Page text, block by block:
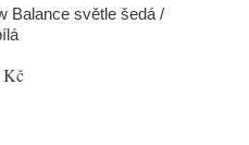
Balance světle šedá /
Kč